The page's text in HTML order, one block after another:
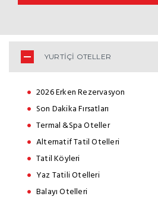
YURTİÇİ OTELLER
2026 Erken Rezervasyon
Son Dakika Fırsatları
Termal &Spa Oteller
Alternatif Tatil Otelleri
Tatil Köyleri
Yaz Tatili Otelleri
Balayı Otelleri